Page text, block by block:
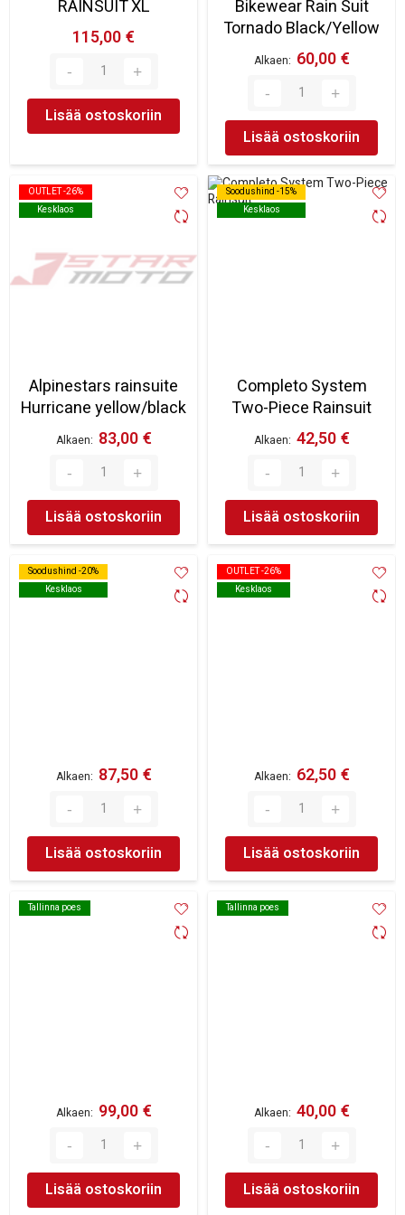
RAINSUIT XL
115,00 €
Lisää ostoskoriin
Bikewear Rain Suit
Tornado Black/Yellow
Alkaen 60,00 €
Lisää ostoskoriin
OUTLET -26%
Kesklaos
OUTLET -26%
Kesklaos
Alpinestars rainsuite
Hurricane yellow/black
Alkaen 83,00 €
Lisää ostoskoriin
Soodushind -15%
Kesklaos
Soodushind -15%
Kesklaos
Completo System
Two-Piece Rainsuit
Alkaen 42,50 €
Lisää ostoskoriin
Soodushind -20%
Kesklaos
Soodushind -20%
Kesklaos
Alkaen 87,50 €
Lisää ostoskoriin
OUTLET -26%
Kesklaos
OUTLET -26%
Kesklaos
Alkaen 62,50 €
Lisää ostoskoriin
Tallinna poes
Tallinna poes
Alkaen 99,00 €
Lisää ostoskoriin
Tallinna poes
Tallinna poes
Alkaen 40,00 €
Lisää ostoskoriin